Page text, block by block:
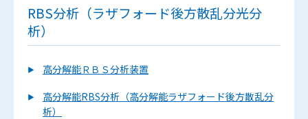
RBS分析（ラザフォード後方散乱分光分
析）
高分解能ＲＢＳ分析装置
高分解能RBS分析（高分解能ラザフォード後方散乱分
析）